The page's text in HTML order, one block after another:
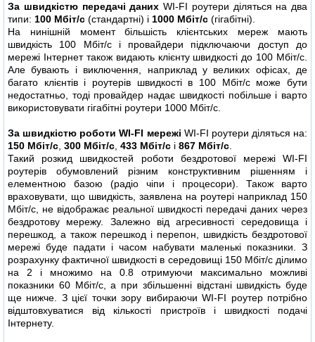
За швидкістю передачі даних WI-FI роутери діляться на два
типи: 100 Мбіт/с (стандартні) і 1000 Мбіт/с (гігабітні).
На нинішній момент більшість клієнтських мереж мають
швидкість 100 Мбіт/с і провайдери підключаючи доступ до
мережі Інтернет також видають клієнту швидкості до 100 Мбіт/с.
Але бувають і виключення, наприклад у великих офісах, де
багато клієнтів і роутерів швидкості в 100 Мбіт/с може бути
недостатньо, тоді провайдер надає швидкості побільше і варто
використовувати гігабітні роутери 1000 Мбіт/с.
За швидкістю роботи WI-FI мережі WI-FI роутери діляться на:
150 Мбіт/с, 300 Мбіт/с, 433 Мбіт/с і 867 Мбіт/с.
Такий розкид швидкостей роботи бездротової мережі WI-FI
роутерів обумовлений різним конструктивним рішенням і
елементною базою (радіо чіпи і процесори). Також варто
враховувати, що швидкість, заявлена на роутері наприклад 150
Мбіт/с, не відображає реальної швидкості передачі даних через
бездротову мережу. Залежно від агресивності середовища і
перешкод, а також перешкод і перепон, швидкість бездротової
мережі буде падати і часом набувати маленькі показники. З
розрахунку фактичної швидкості в середовищі 150 Мбіт/с ділимо
на 2 і множимо на 0.8 отримуючи максимально можливі
показники 60 Мбіт/с, а при збільшенні відстані швидкість буде
ще нижче. З цієї точки зору вибираючи WI-FI роутер потрібно
відштовхуватися від кількості пристроїв і швидкості подачі
Інтернету.